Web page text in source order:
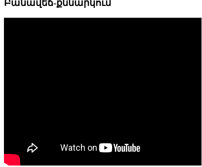
Բանավեճ-քննարկում